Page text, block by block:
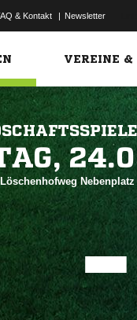
& Kontakt | Newsletter
VEREINE &
